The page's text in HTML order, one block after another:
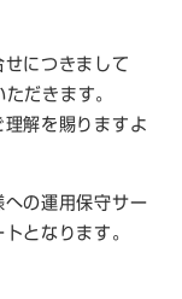
につきまして
だきます。
解を賜りますよ
の運用保守サー
となります。